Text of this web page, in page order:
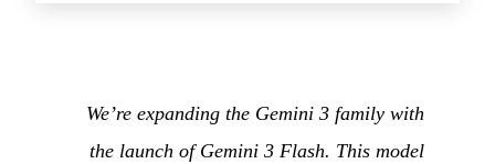
We’re expanding the Gemini 3 family with
the launch of Gemini 3 Flash. This model